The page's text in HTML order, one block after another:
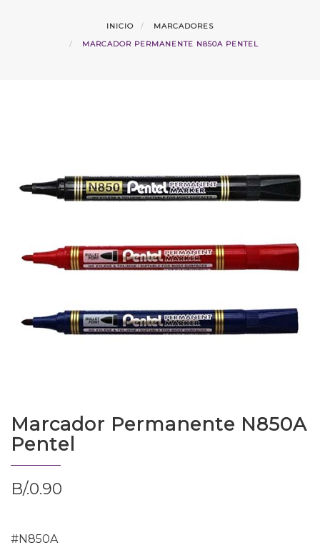
INICIO
MARCADORES
MARCADOR PERMANENTE N850A PENTEL
Marcador Permanente N850A
Pentel
B/.0.90
#N850A